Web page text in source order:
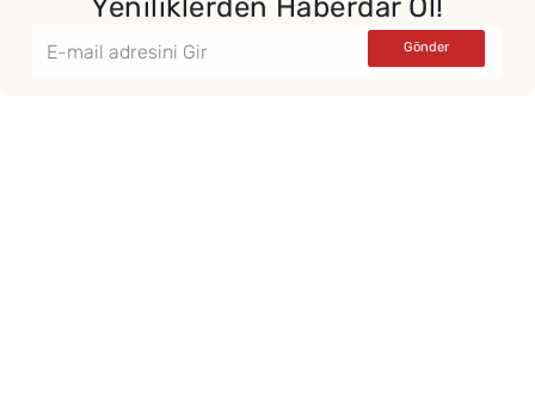
Yeniliklerden Haberdar Ol!